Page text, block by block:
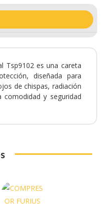
Tsp9102 es una careta
diseñada para
de chispas, radiación
comodidad y seguridad